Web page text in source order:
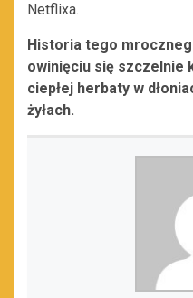
Netflixa.
Historia tego
owinięciu się szczelnie
ciepłej herbaty w
żyłach.